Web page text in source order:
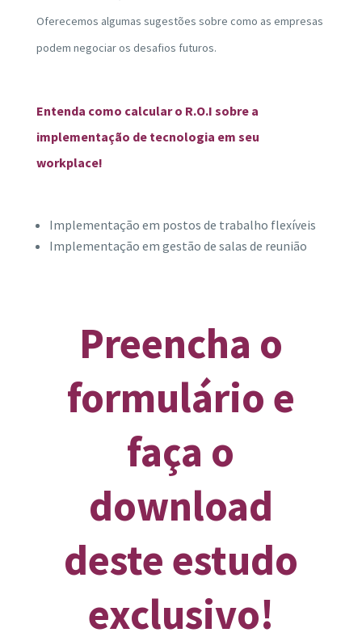
Oferecemos algumas sugestões sobre como as empresas
podem negociar os desafios futuros.
Entenda como calcular o R.O.I sobre a
implementação de tecnologia em seu
workplace!
Implementação em postos de trabalho flexíveis
Implementação em gestão de salas de reunião
Preencha o
formulário e
faça o
download
deste estudo
exclusivo!